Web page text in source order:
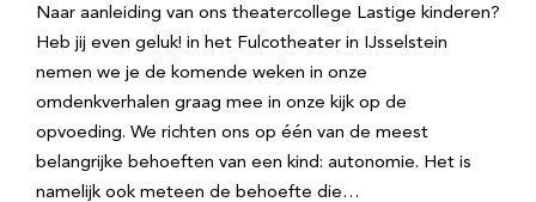
Naar aanleiding van ons theatercollege Lastige kinderen?
Heb jij even geluk! in het Fulcotheater in IJsselstein
nemen we je de komende weken in onze
omdenkverhalen graag mee in onze kijk op de
opvoeding. We richten ons op één van de meest
belangrijke behoeften van een kind: autonomie. Het is
namelijk ook meteen de behoefte die…